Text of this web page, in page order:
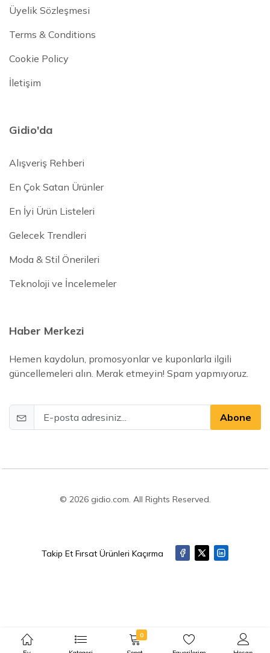
Üyelik Sözleşmesi
Terms & Conditions
Cookie Policy
İletişim
Gidio'da
Alışveriş Rehberi
En Çok Satan Ürünler
En İyi Ürün Listeleri
Gelecek Trendleri
Moda & Stil Önerileri
Teknoloji ve İncelemeler
Haber Merkezi
Hemen kaydolun, promosyonlar ve kuponlarla ilgili
güncellemeleri alın. Merak etmeyin! Spam yapmıyoruz.
Abone
© 2026 gidio.com. All Rights Reserved.
Takip Et Fırsat Ürünleri Kaçırma
0